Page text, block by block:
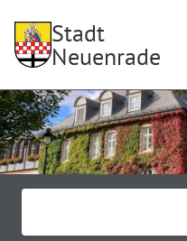
Stadt
Neuenrade